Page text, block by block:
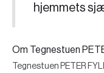
hjemmets
Om Tegnestuen
Tegnestuen PETER